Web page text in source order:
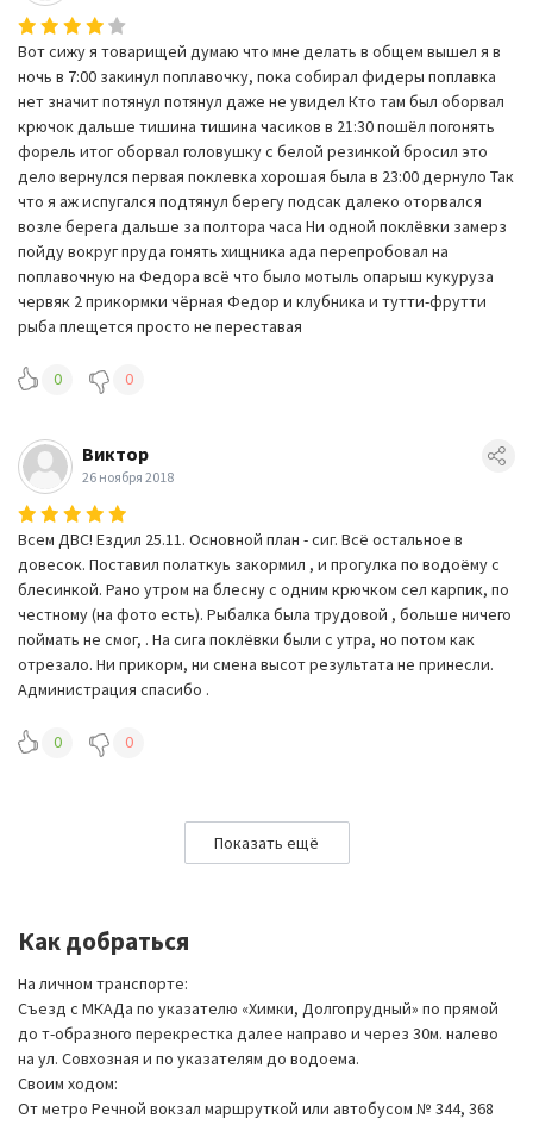
Вот сижу я товарищей думаю что мне делать в общем вышел я в
ночь в 7:00 закинул поплавочку, пока собирал фидеры поплавка
нет значит потянул потянул даже не увидел Кто там был оборвал
крючок дальше тишина тишина часиков в 21:30 пошёл погонять
форель итог оборвал головушку с белой резинкой бросил это
дело вернулся первая поклевка хорошая была в 23:00 дернуло Так
что я аж испугался подтянул берегу подсак далеко оторвался
возле берега дальше за полтора часа Ни одной поклёвки замерз
пойду вокруг пруда гонять хищника ада перепробовал на
поплавочную на Федора всё что было мотыль опарыш кукуруза
червяк 2 прикормки чёрная Федор и клубника и тутти-фрутти
рыба плещется просто не переставая
0 0
Виктор
26 ноября 2018
Всем ДВС! Ездил 25.11. Основной план - сиг. Всё остальное в
довесок. Поставил полаткуь закормил , и прогулка по водоёму с
блесинкой. Рано утром на блесну с одним крючком сел карпик, по
честному (на фото есть). Рыбалка была трудовой , больше ничего
поймать не смог, . На сига поклёвки были с утра, но потом как
отрезало. Ни прикорм, ни смена высот результата не принесли.
Администрация спасибо .
0 0
Показать ещё
Как добраться
На личном транспорте:
Съезд с МКАДа по указателю «Химки, Долгопрудный» по прямой
до т-образного перекрестка далее направо и через 30м. налево
на ул. Совхозная и по указателям до водоема.
Своим ходом:
От метро Речной вокзал маршруткой или автобусом № 344, 368